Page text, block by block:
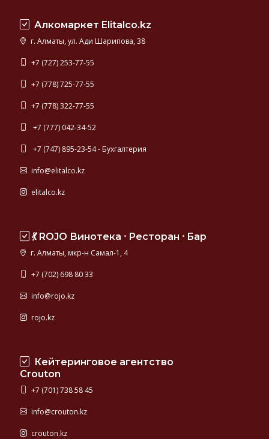
Алкомаркет Elitalco.kz
г. Алматы, ул. Ади Шарипова, 38
+7 (727) 253-77-55
+7 (778) 725-77-55
+7 (778) 322-77-55
+7 (777) 042-34-52
+7 (747) 895-23-54 - Бухгалтерия
info@elitalco.kz
elitalco.kz
💃 ROJO Винотека ⸱ Ресторан ⸱ Бар
г. Алматы, мкр-н Самал-1, 4
+7 (702) 698 80 33
info@rojo.kz
rojo.kz
Кейтеринговое агентство
Crouton
+7 (701) 738 58 45
info@crouton.kz
crouton.kz